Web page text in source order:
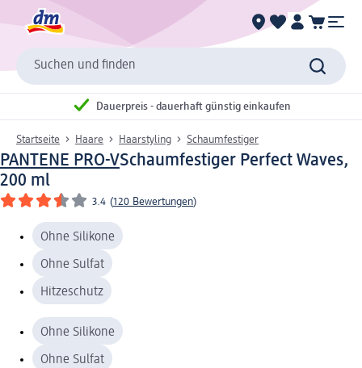
Suchen und finden
Dauerpreis - dauerhaft günstig einkaufen
Startseite Haare Haarstyling Schaumfestiger
PANTENE PRO-VSchaumfestiger Perfect Waves,
200 ml
3.4 (120 Bewertungen)
Ohne Silikone
Ohne Sulfat
Hitzeschutz
Ohne Silikone
Ohne Sulfat